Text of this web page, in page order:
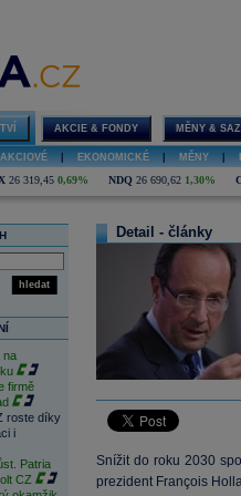
AKCIE & FONDY MĚNY &
AKCIOVÉ EKONOMICKÉ MĚNY
26 319,45 0,69% NDQ 26 690,62 1,30%
hledat
na
firmě
roste díky
i
Patria
CZ
Detail - články
Snížit do roku 2030
prezident François